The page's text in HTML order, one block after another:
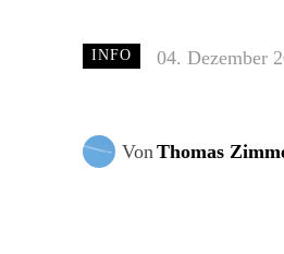
INFO 04. Dezember
VonThomas